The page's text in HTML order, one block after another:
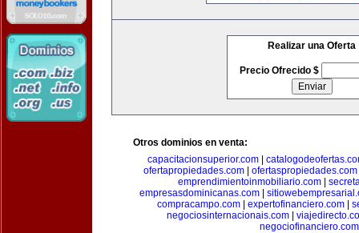
Realizar una Oferta
Precio Ofrecido $
Otros dominios en venta:
capacitacionsuperior.com
ofertapropiedades.com
ofertaspropiedades.com
emprendimientoinmobiliario.com|
empresasdominicanas.com|
compracampo.com| expertofinanciero.com|
negociosinternacionais.com
negociofinanciero.com